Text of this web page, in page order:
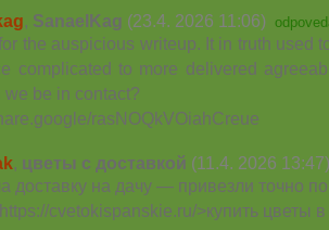
, SanaelKag (23.4. 2026 11:06)
the auspicious writeup. It in truth used
complicated to more delivered
we be in contact?
rasNOQkVOiahCreue
, цветы с доставкой (11.4. 2026 13:47)
доставку на дачу — привезли точно
cvetokispanskie.ru/>купить цветы